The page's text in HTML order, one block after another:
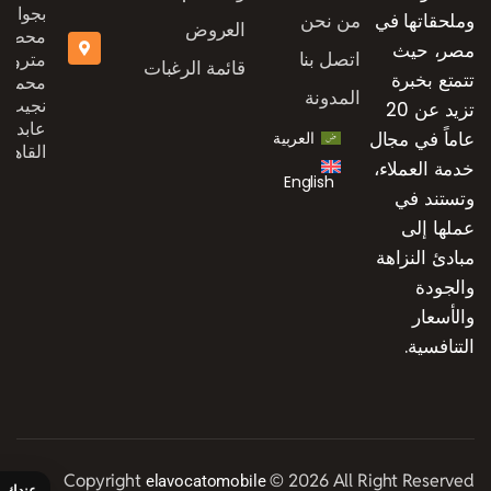
وملحقاتها في
مصر، حيث
تتمتع بخبرة
تزيد عن 20
عاماً في مجال
خدمة العملاء،
وتستند في
عملها إلى
مبادئ النزاهة
والجودة
والأسعار
التنافسية.
من نحن
اتصل بنا
المدونة
العربية
English
العروض
قائمة الرغبات
بجوار
محطة
مترو
محمد
نجيب،
Copyright elavocatomobile© 2026 All Right Reserved